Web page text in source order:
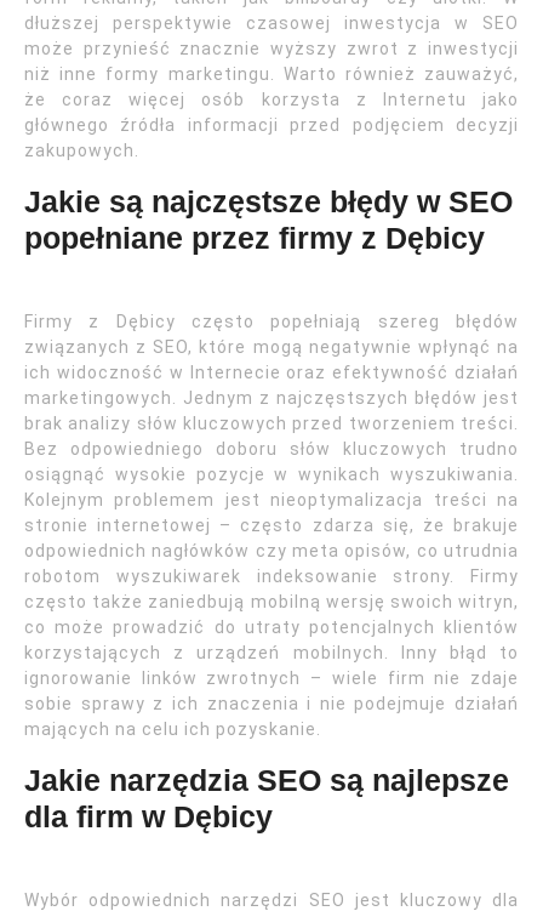
dłuższej perspektywie czasowej inwestycja w SEO
może przynieść znacznie wyższy zwrot z inwestycji
niż inne formy marketingu. Warto również zauważyć,
że coraz więcej osób korzysta z Internetu jako
głównego źródła informacji przed podjęciem decyzji
zakupowych.
Jakie są najczęstsze błędy w SEO
popełniane przez firmy z Dębicy
Firmy z Dębicy często popełniają szereg błędów
związanych z SEO, które mogą negatywnie wpłynąć na
ich widoczność w Internecie oraz efektywność działań
marketingowych. Jednym z najczęstszych błędów jest
brak analizy słów kluczowych przed tworzeniem treści.
Bez odpowiedniego doboru słów kluczowych trudno
osiągnąć wysokie pozycje w wynikach wyszukiwania.
Kolejnym problemem jest nieoptymalizacja treści na
stronie internetowej – często zdarza się, że brakuje
odpowiednich nagłówków czy meta opisów, co utrudnia
robotom wyszukiwarek indeksowanie strony. Firmy
często także zaniedbują mobilną wersję swoich witryn,
co może prowadzić do utraty potencjalnych klientów
korzystających z urządzeń mobilnych. Inny błąd to
ignorowanie linków zwrotnych – wiele firm nie zdaje
sobie sprawy z ich znaczenia i nie podejmuje działań
mających na celu ich pozyskanie.
Jakie narzędzia SEO są najlepsze
dla firm w Dębicy
Wybór odpowiednich narzędzi SEO jest kluczowy dla